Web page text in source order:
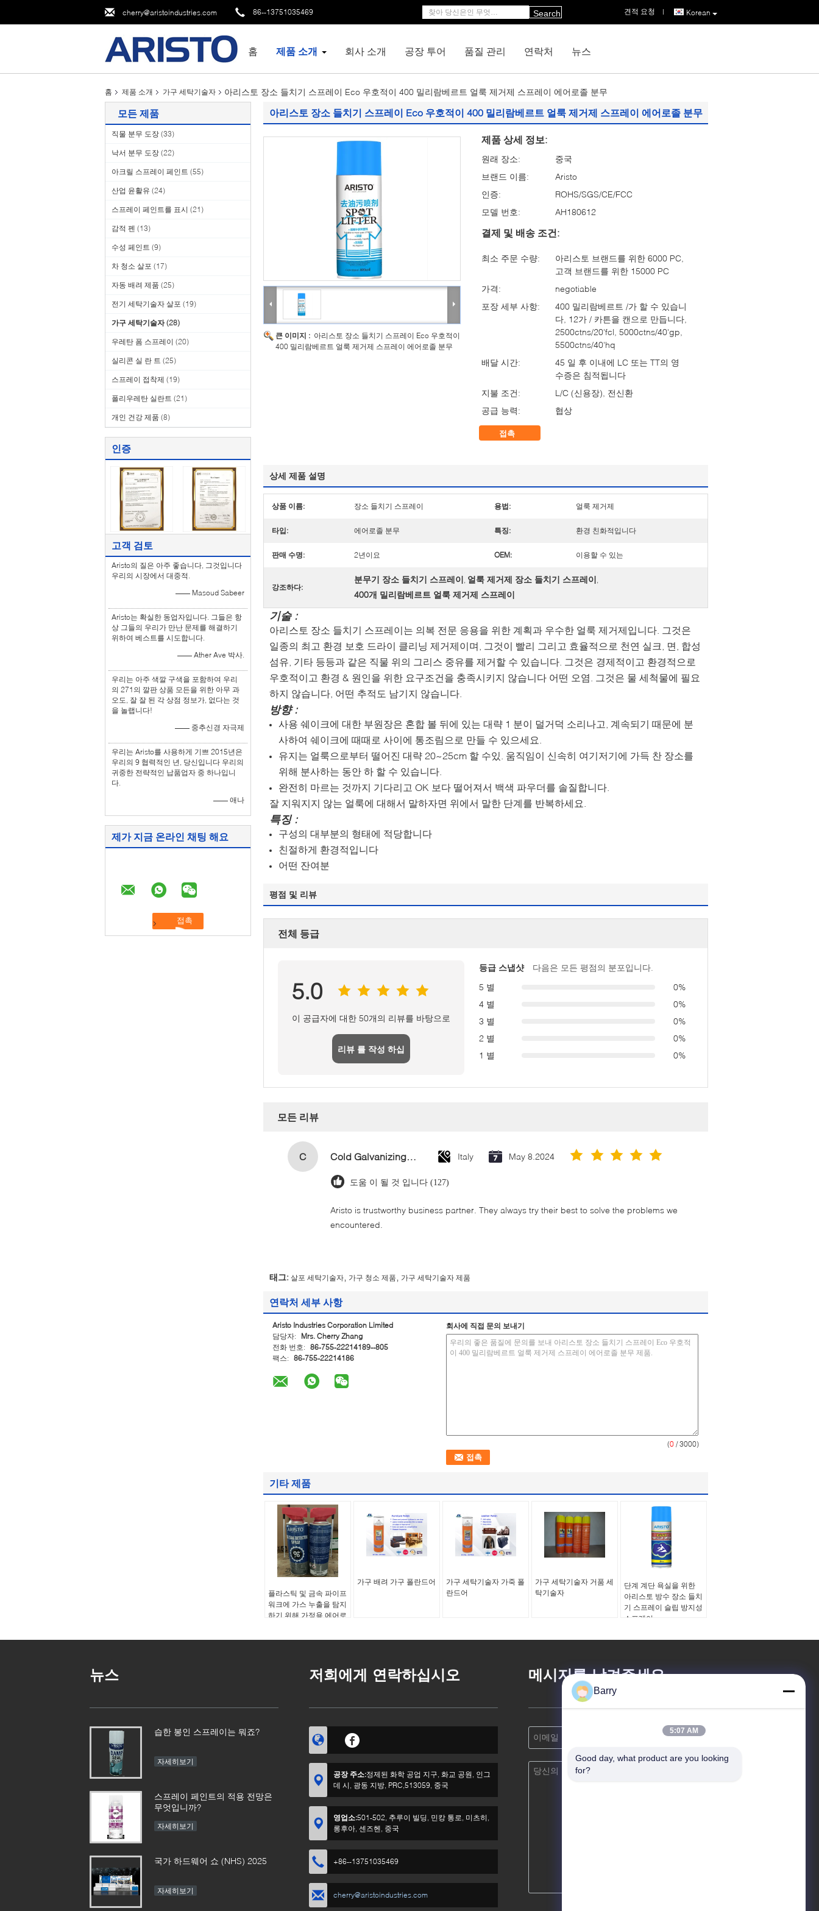
cherry@aristoindustries.com 86--13751035469 Korean
견적 요청 |
Search
홈 제품 소개 회사 소개 공장 투어 품질 관리 연락처 뉴스
홈 제품 소개 가구 세탁기술자 아리스토 장소 들치기 스프레이 Eco 우호적이 400 밀리람베르트 얼룩 제거제 스프레이 에어로졸 분무
모든 제품
직물 분무 도장 (33)
낙서 분무 도장 (22)
아크릴 스프레이 페인트 (55)
산업 윤활유 (24)
스프레이 페인트를 표시 (21)
감적 펜 (13)
수성 페인트 (9)
차 청소 살포 (17)
자동 배려 제품 (25)
전기 세탁기술자 살포 (19)
가구 세탁기술자 (28)
우레탄 폼 스프레이 (20)
실리콘 실 란 트 (25)
스프레이 접착제 (19)
폴리우레탄 실란트 (21)
개인 건강 제품 (8)
인증
고객 검토
Aristo의 질은 아주 좋습니다, 그것입니다
우리의 시장에서 대중적.
—— Masoud Sabeer
Aristo는 확실한 동업자입니다. 그들은 항
상 그들의 우리가 만난 문제를 해결하기
위하여 베스트를 시도합니다.
—— Ather Ave 박사.
우리는 아주 색깔 구색을 포함하여 우리
의 271의 깔판 상품 모든을 위한 아무 과
오도, 잘 잘 된 각 상점 정보가, 없다는 것
을 놀랩니다!
—— 중추신경 자극제
우리는 Aristo를 사용하게 기쁘 2015년은
우리의 9 협력적인 년, 당신입니다 우리의
귀중한 전략적인 납품업자 중 하나입니
다.
—— 애나
제가 지금 온라인 채팅 해요
아리스토 장소 들치기 스프레이 Eco 우호적이 400 밀리람베르트 얼룩 제거제 스프레이 에어로졸 분무
큰 이미지 : 아리스토 장소 들치기 스프레이 Eco 우호적이
400 밀리람베르트 얼룩 제거제 스프레이 에어로졸 분무
제품 상세 정보:
원래 장소:
중국
브랜드 이름:
Aristo
인증:
ROHS/SGS/CE/FCC
모델 번호:
AH180612
결제 및 배송 조건:
최소 주문 수량:
아리스토 브랜드를 위한 6000 PC,
고객 브랜드를 위한 15000 PC
가격:
negotiable
포장 세부 사항:
400 밀리람베르트 /가 할 수 있습니
다, 12가 / 카튼을 캔으로 만듭니다,
2500ctns/20'fcl, 5000ctns/40'gp,
5500ctns/40'hq
배달 시간:
45 일 후 이내에 LC 또는 TT의 영
수증은 침적됩니다
지불 조건:
L/C (신용장), 전신환
공급 능력:
협상
접촉
상세 제품 설명
상품 이름: 장소 들치기 스프레이 용법: 얼룩 제거제
타입: 에어로졸 분무 특징: 환경 친화적입니다
판매 수명: 2년이요 OEM: 이용할 수 있는
강조하다:
분무기 장소 들치기 스프레이, 얼룩 제거제 장소 들치기 스프레이,
400개 밀리람베르트 얼룩 제거제 스프레이
기술 :
아리스토 장소 들치기 스프레이는 의복 전문 응용을 위한 계획과 우수한 얼룩 제거제입니다. 그것은
일종의 최고 환경 보호 드라이 클리닝 제거제이며, 그것이 빨리 그리고 효율적으로 천연 실크, 면, 합성
섬유, 기타 등등과 같은 직물 위의 그리스 중유를 제거할 수 있습니다. 그것은 경제적이고 환경적으로
우호적이고 환경 & 원인을 위한 요구조건을 충족시키지 않습니다 어떤 오염. 그것은 물 세척물에 필요
하지 않습니다, 어떤 추적도 남기지 않습니다.
방향 :
사용 쉐이크에 대한 부원장은 혼합 볼 뒤에 있는 대략 1 분이 덜거덕 소리나고, 계속되기 때문에 분
사하여 쉐이크에 때때로 사이에 통조림으로 만들 수 있으세요.
유지는 얼룩으로부터 떨어진 대략 20~25cm 할 수있. 움직임이 신속히 여기저기에 가득 찬 장소를
위해 분사하는 동안 하 할 수 있습니다.
완전히 마르는 것까지 기다리고 OK 보다 떨어져서 백색 파우더를 솔질합니다.
잘 지워지지 않는 얼룩에 대해서 말하자면 위에서 말한 단계를 반복하세요.
특징 :
구성의 대부분의 형태에 적당합니다
친절하게 환경적입니다
어떤 잔여분
평점 및 리뷰
전체 등급
5.0
이 공급자에 대한 50개의 리뷰를 바탕으로
리뷰 를 작성 하십
등급 스냅샷
다음은 모든 평점의 분포입니다.
5 별
0%
4 별
0%
3 별
0%
2 별
0%
1 별
0%
모든 리뷰
C Cold Galvanizing Zinc Spray Paint 400ml Italy May 8.2024
도움 이 될 것 입니다 (127)
Aristo is trustworthy business partner. They always try their best to solve the problems we
encountered.
태그: 살포 세탁기술자 가구 청소 제품 가구 세탁기술자 제품
연락처 세부 사항
Aristo Industries Corporation Limited
담당자:
Mrs. Cherry Zhang
전화 번호: 86-755-22214189--805
팩스: 86-755-22214186
회사에 직접 문의 보내기
(0 / 3000)
기타 제품
플라스틱 및 금속 파이프
워크에 가스 누출을 탐지
하기 위해 가정용 에어로
가구 배려 가구 폴란드어
가구 세탁기술자 가죽 폴
란드어
가구 세탁기술자 거품 세
탁기술자
단계 계단 욕실을 위한
아리스토 방수 장소 들치
기 스프레이 슬립 방지성
스프레이
뉴스
습한 봉인 스프레이는 뭐죠?
자세히보기
스프레이 페인트의 적용 전망은
무엇입니까?
자세히보기
국가 하드웨어 쇼 (NHS) 2025
자세히보기
저희에게 연락하십시오
공장 주소:정제된 화학 공업 지구, 화교 공원, 인그
데 시, 광동 지방, PRC,513059, 중국
영업소:501-502, 추루이 빌딩, 민캉 통로, 미츠히,
롱후아, 센즈헨, 중국
+86--13751035469
cherry@aristoindustries.com
메시지를 남겨주세요
Barry
5:07 AM
Good day, what product are you looking
for?